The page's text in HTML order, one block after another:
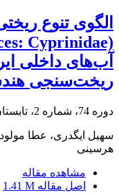
الگوی تنوع
آب‌های داخلی
ریخت‌سنجی
دوره 74، شماره 2، تابستان 1400، صفحه
سهیل ایگدری، عطا
هرسینی
مشاهده مقاله
اصل مقاله 1.41 M